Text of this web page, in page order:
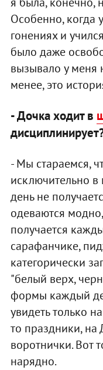
Особенно, когда
гонениях и
было даже
вызывало у меня
менее, это
- Дочка ходит в
- Мы стараемся,
исключительно
день не
одеваются
получается
сарафанчике,
категорически
"белый верх,
формы каждый
увидеть только
то праздники, на
воротнички. Вот
нарядно.